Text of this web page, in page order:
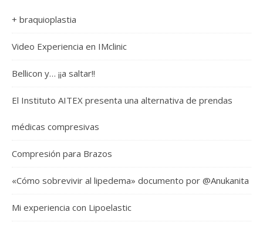
+ braquioplastia
Video Experiencia en IMclinic
Bellicon y… ¡¡a saltar!!
El Instituto AITEX presenta una alternativa de prendas
médicas compresivas
Compresión para Brazos
«Cómo sobrevivir al lipedema» documento por @Anukanita
Mi experiencia con Lipoelastic